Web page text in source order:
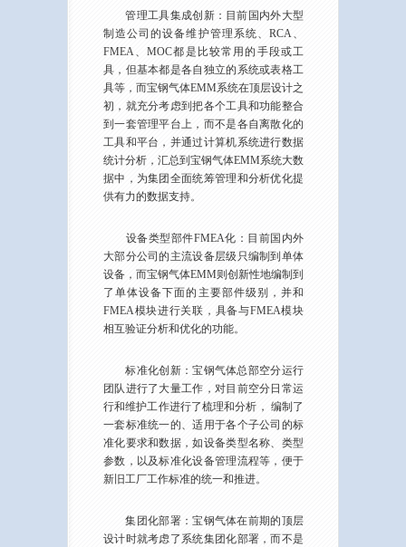
管理工具集成创新：目前国内外大型
制造公司的设备维护管理系统、RCA、
FMEA、MOC都是比较常用的手段或工
具，但基本都是各自独立的系统或表格工
具等，而宝钢气体EMM系统在顶层设计之
初，就充分考虑到把各个工具和功能整合
到一套管理平台上，而不是各自离散化的
工具和平台，并通过计算机系统进行数据
统计分析，汇总到宝钢气体EMM系统大数
据中，为集团全面统筹管理和分析优化提
供有力的数据支持。
设备类型部件FMEA化：目前国内外
大部分公司的主流设备层级只编制到单体
设备，而宝钢气体EMM则创新性地编制到
了单体设备下面的主要部件级别，并和
FMEA模块进行关联，具备与FMEA模块
相互验证分析和优化的功能。
标准化创新：宝钢气体总部空分运行
团队进行了大量工作，对目前空分日常运
行和维护工作进行了梳理和分析， 编制了
一套标准统一的、适用于各个子公司的标
准化要求和数据，如设备类型名称、类型
参数，以及标准化设备管理流程等，便于
新旧工厂工作标准的统一和推进。
集团化部署：宝钢气体在前期的顶层
设计时就考虑了系统集团化部署，而不是